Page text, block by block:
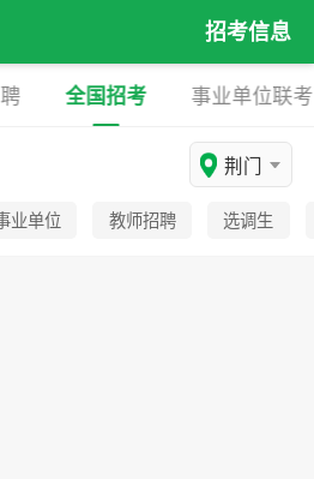
招考信息
全国招考 事业单位联考
荆门
业单位 教师招聘 选调生